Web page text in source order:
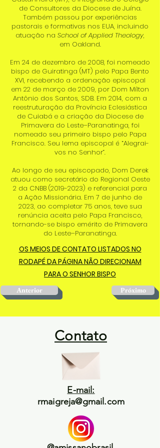
de Consultores da Diocese de Juína.
Também passou por experiências
pastorais e formativas nos EUA, incluindo
atuação na School of Applied Theology,
em Oakland.
Em 24 de dezembro de 2008, foi nomeado
bispo de Guiratinga (MT) pelo Papa Bento
XVI, recebendo a ordenação episcopal
em 22 de março de 2009, por Dom Mílton
Antônio dos Santos, SDB. Em 2014, com a
reestruturação da Província Eclesiástica
de Cuiabá e a criação da Diocese de
Primavera do Leste–Paranatinga, foi
nomeado seu primeiro bispo pelo Papa
Francisco. Seu lema episcopal é “Alegrai-
vos no Senhor”.
Ao longo de seu episcopado, Dom Derek
atuou como secretário do Regional Oeste
2 da CNBB (2019-2023) e referencial para
a Ação Missionária. Em 7 de junho de
2023, ao completar 75 anos, teve sua
renúncia aceita pelo Papa Francisco,
tornando-se bispo emérito de Primavera
do Leste–Paranatinga.
OS MEIOS DE CONTATO LISTADOS NO
RODAPÉ DA PÁGINA NÃO DIRECIONAM
PARA O SENHOR BISPO
Anterior Próximo
Contato
E-mail:
rmaigreja@gmail.com